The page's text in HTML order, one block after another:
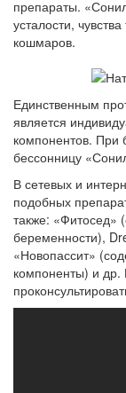
препараты. «
усталости,
кошмаров.
Единственным
является
компонентов. При
бессонницу
В сетевых и
подобных
также: «Фитосед»
беременности),
«Новопассит»
компоненты) и